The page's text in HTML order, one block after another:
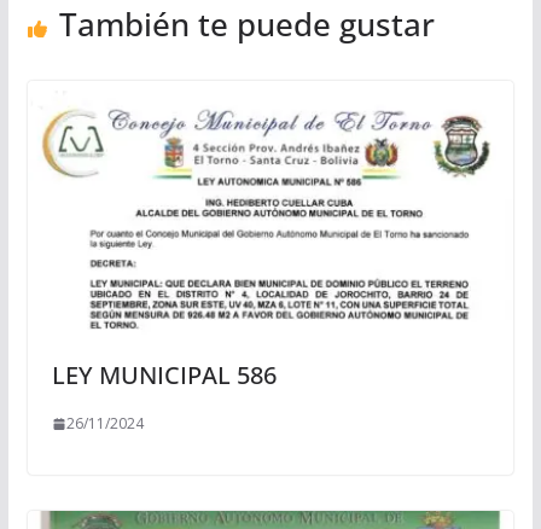
También te puede gustar
LEY MUNICIPAL 586
26/11/2024